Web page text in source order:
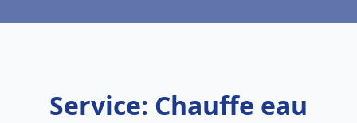
Service: Chauffe eau